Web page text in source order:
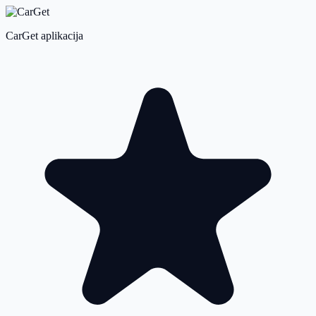
CarGet aplikacija